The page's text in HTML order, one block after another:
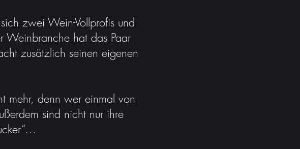
zwei Wein-Vollprofis und
Weinbranche hat das Paar
zusätzlich seinen eigenen
mehr, denn wer einmal von
sind nicht nur ihre